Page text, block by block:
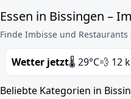
Essen in Bissingen –
Finde Imbisse und
Wetter jetzt🌡️ 29°C💨 12
Beliebte Kategorien in